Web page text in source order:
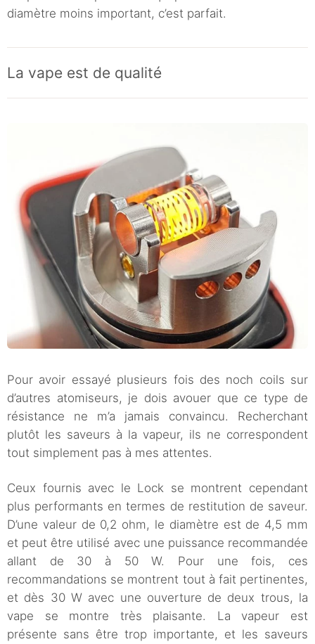
diamètre moins important, c’est parfait.
La vape est de qualité
Pour avoir essayé plusieurs fois des noch coils sur
d’autres atomiseurs, je dois avouer que ce type de
résistance ne m’a jamais convaincu. Recherchant
plutôt les saveurs à la vapeur, ils ne correspondent
tout simplement pas à mes attentes.
Ceux fournis avec le Lock se montrent cependant
plus performants en termes de restitution de saveur.
D’une valeur de 0,2 ohm, le diamètre est de 4,5 mm
et peut être utilisé avec une puissance recommandée
allant de 30 à 50 W. Pour une fois, ces
recommandations se montrent tout à fait pertinentes,
et dès 30 W avec une ouverture de deux trous, la
vape se montre très plaisante. La vapeur est
présente sans être trop importante, et les saveurs